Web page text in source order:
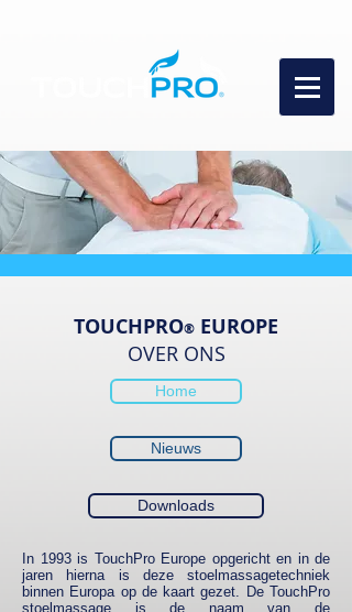
TOUCHPRO® EUROPE
OVER ONS
Home
Nieuws
Downloads
In 1993 is TouchPro Europe opgericht en in de
jaren hierna is deze stoelmassagetechniek
binnen Europa op de kaart gezet. De TouchPro
stoelmassage is de naam van de